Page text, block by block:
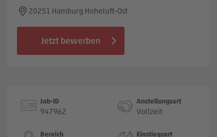
20251 Hamburg Hoheluft-Ost
Jetzt bewerben
Job-ID
947962
Anstellungsart
Vollzeit
Bereich Einstiegsart